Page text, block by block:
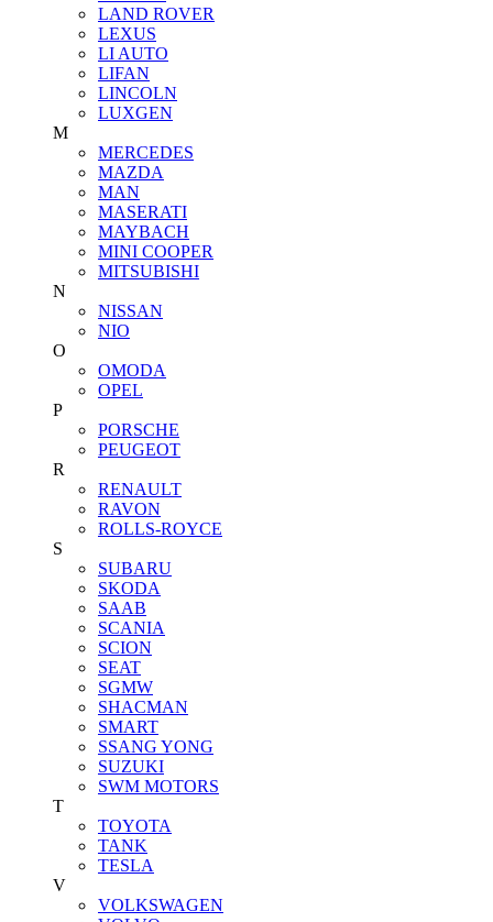
LAND ROVER
LEXUS
LI AUTO
LIFAN
LINCOLN
LUXGEN
M
MERCEDES
MAZDA
MAN
MASERATI
MAYBACH
MINI COOPER
MITSUBISHI
N
NISSAN
NIO
O
OMODA
OPEL
P
PORSCHE
PEUGEOT
R
RENAULT
RAVON
ROLLS-ROYCE
S
SUBARU
SKODA
SAAB
SCANIA
SCION
SEAT
SGMW
SHACMAN
SMART
SSANG YONG
SUZUKI
SWM MOTORS
T
TOYOTA
TANK
TESLA
V
VOLKSWAGEN